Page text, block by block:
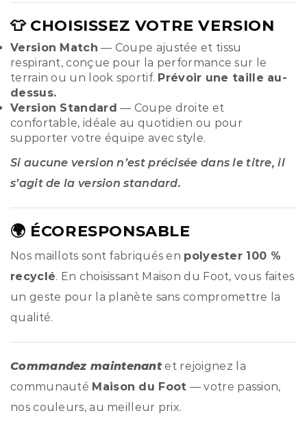
👕 CHOISISSEZ VOTRE VERSION
Version Match — Coupe ajustée et tissu
respirant, conçue pour la performance sur le
terrain ou un look sportif. Prévoir une taille au-
dessus.
Version Standard — Coupe droite et
confortable, idéale au quotidien ou pour
supporter votre équipe avec style.
Si aucune version n’est précisée dans le titre, il
s’agit de la version standard.
🌍 ÉCORESPONSABLE
Nos maillots sont fabriqués en polyester 100 %
recyclé. En choisissant Maison du Foot, vous faites
un geste pour la planète sans compromettre la
qualité.
Commandez maintenant et rejoignez la
communauté Maison du Foot — votre passion,
nos couleurs, au meilleur prix.